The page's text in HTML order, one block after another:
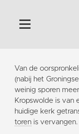
Home
Algemeen
Historie
Omgeving
Activiteiten
Van de
(nabij het
weinig sporen
Kropswolde is van
huidige kerk
toren is vervangen.